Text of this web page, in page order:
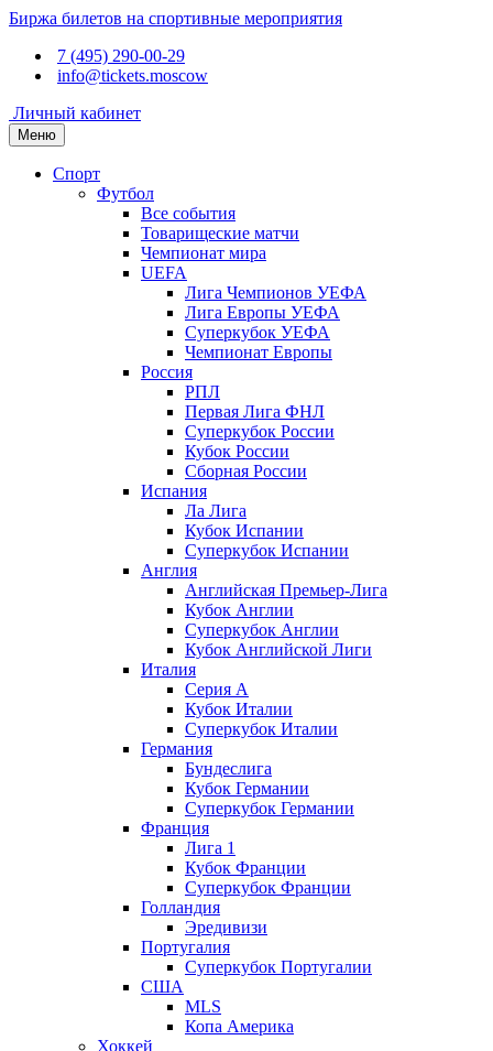
Биржа билетов на спортивные мероприятия
7 (495) 290-00-29
info@tickets.moscow
Личный кабинет
Меню
Спорт
Футбол
Все события
Товарищеские матчи
Чемпионат мира
UEFA
Лига Чемпионов УЕФА
Лига Европы УЕФА
Суперкубок УЕФА
Чемпионат Европы
Россия
РПЛ
Первая Лига ФНЛ
Суперкубок России
Кубок России
Сборная России
Испания
Ла Лига
Кубок Испании
Суперкубок Испании
Англия
Английская Премьер-Лига
Кубок Англии
Суперкубок Англии
Кубок Английской Лиги
Италия
Серия А
Кубок Италии
Суперкубок Италии
Германия
Бундеслига
Кубок Германии
Суперкубок Германии
Франция
Лига 1
Кубок Франции
Суперкубок Франции
Голландия
Эредивизи
Португалия
Суперкубок Португалии
США
MLS
Копа Америка
Хоккей